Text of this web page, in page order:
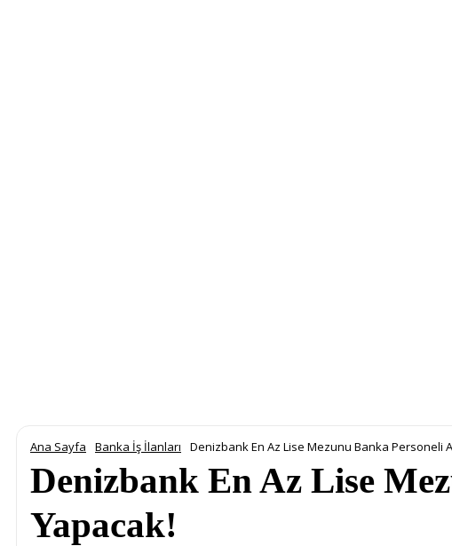
Ana Sayfa Banka İş İlanları Denizbank En Az Lise Mezunu Banka Personeli
Denizbank En Az Lise
Yapacak!